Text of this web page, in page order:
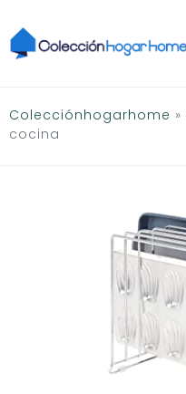
al
contenido
Colecciónhogarhome »
cocina